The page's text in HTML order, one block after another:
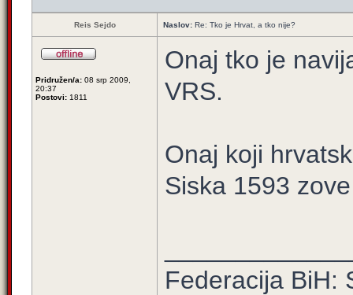
Reis Sejdo Naslov: Re: Tko je Hrvat, a tko nije?
Pridružen/a: 08 srp 2009,
20:37
Postovi: 1811
Onaj tko je
VRS.
Onaj koji
Siska 1593
Federacija BiH: